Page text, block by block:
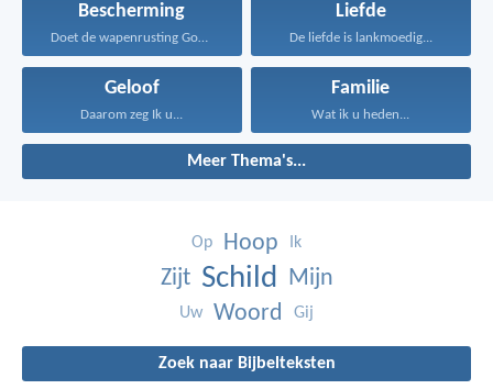
Bescherming
Doet de wapenrusting Gods...
Liefde
De liefde is lankmoedig...
Geloof
Daarom zeg Ik u...
Familie
Wat ik u heden...
Meer Thema's...
Op Hoop Ik
Zijt Schild Mijn
Uw Woord Gij
Zoek naar Bijbelteksten